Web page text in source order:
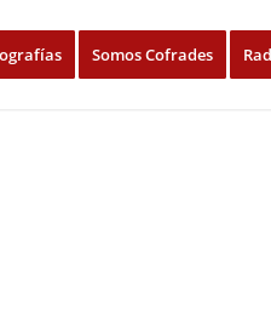
Somos Cofrades